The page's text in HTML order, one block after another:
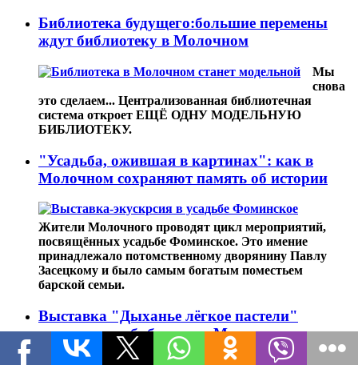
Библиотека будущего:большие перемены
ждут библиотеку в Молочном
Мы
снова
это сделаем... Централизованная библиотечная
система откроет ЕЩЁ ОДНУ МОДЕЛЬНУЮ
БИБЛИОТЕКУ.
"Усадьба, ожившая в картинах": как в
Молочном сохраняют память об истории
Жители Молочного проводят цикл мероприятий,
посвящённых усадьбе Фоминское. Это имение
принадлежало потомственному дворянину Павлу
Засецкому и было самым богатым поместьем
барской семьи.
Выставка "Дыханье лёгкое пастели"
открылась в библиотеке Молочного